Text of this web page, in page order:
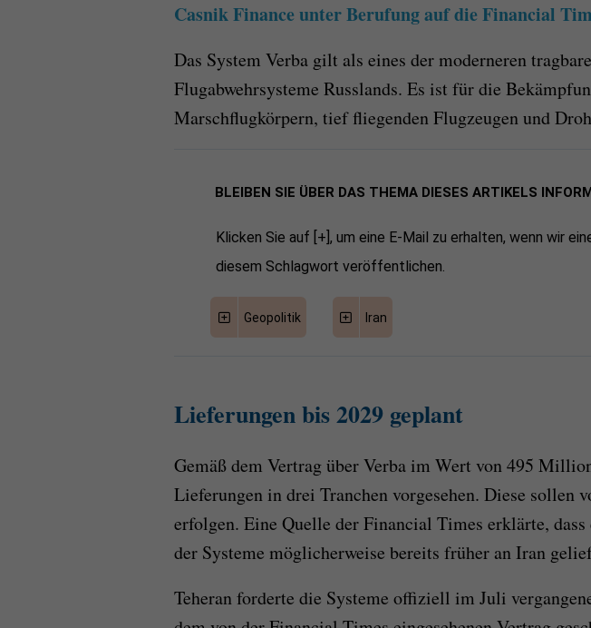
Casnik Finance unter Berufung auf die Financial
Das System Verba gilt als eines der moderneren
Flugabwehrsysteme Russlands. Es ist für die
Marschflugkörpern, tief fliegenden Flugzeugen und
BLEIBEN SIE ÜBER DAS THEMA DIESES ARTIKELS
Klicken Sie auf [+], um eine E-Mail zu erhalten, wenn wir
diesem Schlagwort veröffentlichen.
Geopolitik Iran
Lieferungen bis 2029 geplant
Gemäß dem Vertrag über Verba im Wert von 495
Lieferungen in drei Tranchen vorgesehen. Diese sollen
erfolgen. Eine Quelle der Financial Times erklärte,
der Systeme möglicherweise bereits früher an Iran
Teheran forderte die Systeme offiziell im Juli